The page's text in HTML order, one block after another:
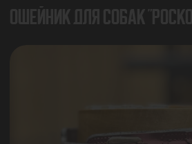
ОШЕЙНИК ДЛЯ СОБАК